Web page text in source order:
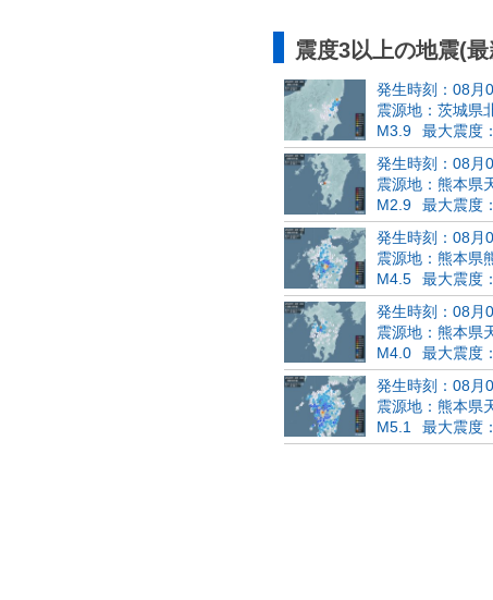
震度3以上の地震(
発生時刻：08月
震源地：茨城県
M3.9
最大震度
発生時刻：08月
震源地：熊本県
M2.9
最大震度
発生時刻：08月
震源地：熊本県
M4.5
最大震度
発生時刻：08月
震源地：熊本県
M4.0
最大震度
発生時刻：08月
震源地：熊本県
M5.1
最大震度